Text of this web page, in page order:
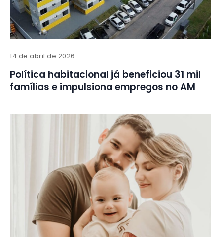
14 de abril de 2026
Política habitacional já beneficiou 31 mil
famílias e impulsiona empregos no AM